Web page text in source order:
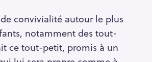
de convivialité autour le plus
notamment des tout-
ce tout-petit, promis à un